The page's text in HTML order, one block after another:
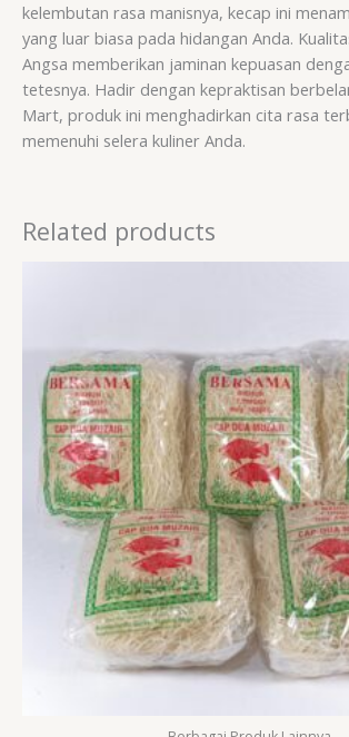
kelembutan rasa manisnya, kecap ini
yang luar biasa pada hidangan Anda.
Angsa memberikan jaminan kepuasan
tetesnya. Hadir dengan kepraktisan
Mart, produk ini menghadirkan cita rasa
memenuhi selera kuliner Anda.
Related products